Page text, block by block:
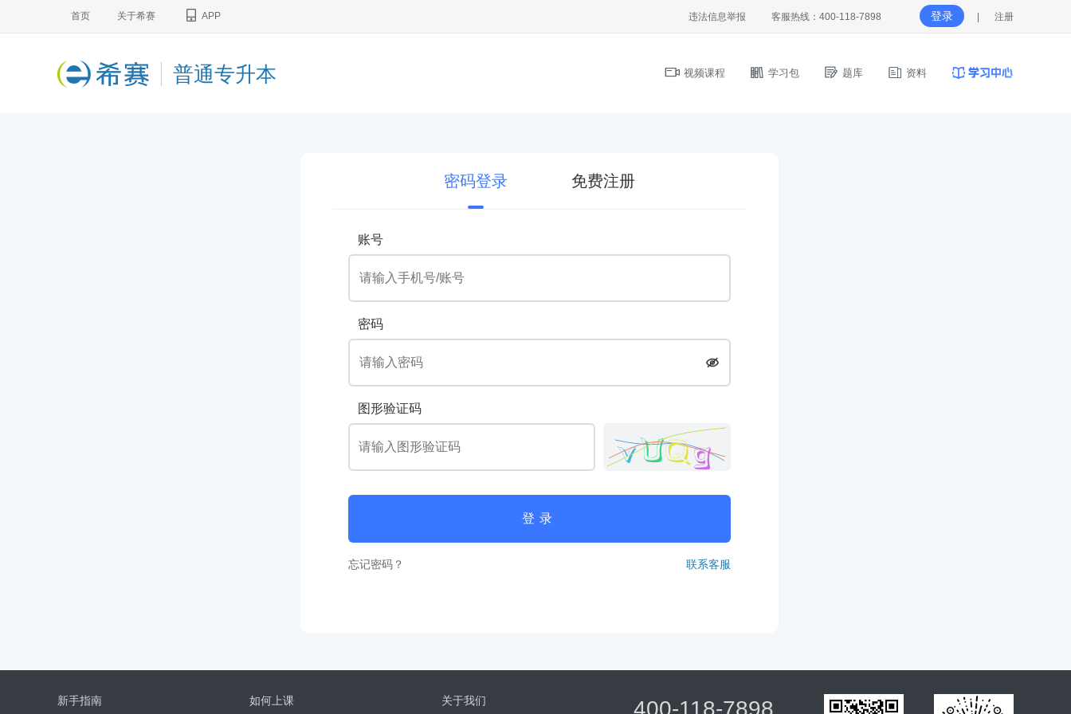
首页 关于希赛 APP 违法信息举报 客服热线：400-118-7898 登录 注册
普通专升本 视频课程 学习包 题库 资料
密码登录 免费注册
账号
密码
图形验证码
登录
忘记密码？ 联系客服
新手指南 如何上课 关于我们 400-118-7898